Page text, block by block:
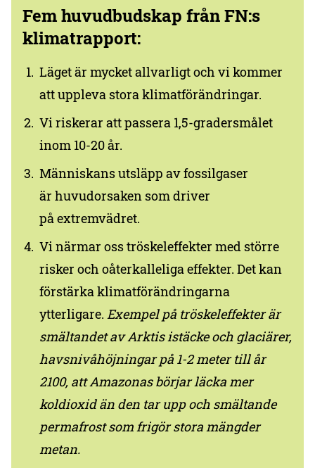
Fem huvudbudskap från FN:s
klimatrapport:
Läget är mycket allvarligt och vi kommer
att uppleva stora klimatförändringar.
Vi riskerar att passera 1,5-gradersmålet
inom 10-20 år.
Människans utsläpp av fossilgaser
är huvudorsaken som driver
på extremvädret.
Vi närmar oss tröskeleffekter med större
risker och oåterkalleliga effekter. Det kan
förstärka klimatförändringarna
ytterligare. Exempel på tröskeleffekter är
smältandet av Arktis istäcke och glaciärer,
havsnivåhöjningar på 1-2 meter till år
2100, att Amazonas börjar läcka mer
koldioxid än den tar upp och smältande
permafrost som frigör stora mängder
metan.